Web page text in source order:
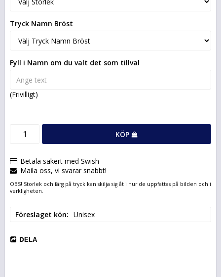
Tryck Namn Bröst
Fyll i Namn om du valt det som tillval
(Frivilligt)
KÖP
Betala säkert med Swish
Maila oss, vi svarar snabbt!
OBS! Storlek och färg på tryck kan skilja sig åt i hur de uppfattas på bilden och i
verkligheten.
Föreslaget kön Unisex
DELA